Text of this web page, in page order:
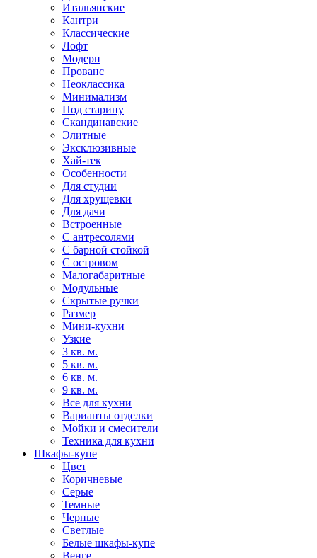
Итальянские
Кантри
Классические
Лофт
Модерн
Прованс
Неоклассика
Минимализм
Под старину
Скандинавские
Элитные
Эксклюзивные
Хай-тек
Особенности
Для студии
Для хрущевки
Для дачи
Встроенные
С антресолями
С барной стойкой
С островом
Малогабаритные
Модульные
Скрытые ручки
Размер
Мини-кухни
Узкие
3 кв. м.
5 кв. м.
6 кв. м.
9 кв. м.
Все для кухни
Варианты отделки
Мойки и смесители
Техника для кухни
Шкафы-купе
Цвет
Коричневые
Серые
Темные
Черные
Светлые
Белые шкафы-купе
Венге